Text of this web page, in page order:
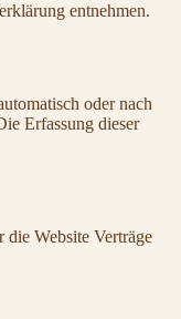
entnehmen.
oder nach
Erfassung dieser
Website Verträge